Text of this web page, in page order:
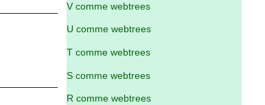
V comme webtrees
U comme webtrees
T comme webtrees
S comme webtrees
R comme webtrees